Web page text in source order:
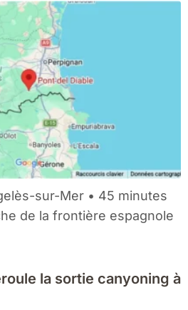
sur-Mer • 45 minutes
de la frontière espagnole
la sortie canyoning à